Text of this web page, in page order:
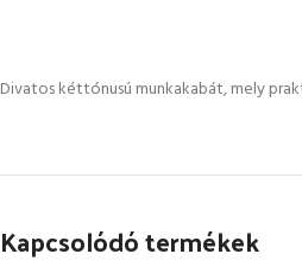
Divatos kéttónusú munkakabát, mely
Kapcsolódó termékek